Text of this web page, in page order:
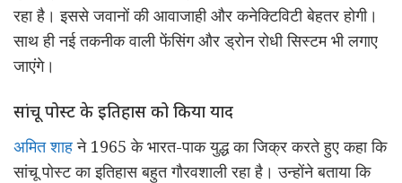
रहा है। इससे जवानों की आवाजाही और कनेक्टिविटी बेहतर होगी।
साथ ही नई तकनीक वाली फेंसिंग और ड्रोन रोधी सिस्टम भी लगाए
जाएंगे।
सांचू पोस्ट के इतिहास को किया याद
अमित शाहने 1965 के भारत-पाक युद्ध का जिक्र करते हुए कहा कि
सांचू पोस्ट का इतिहास बहुत गौरवशाली रहा है। उन्होंने बताया कि